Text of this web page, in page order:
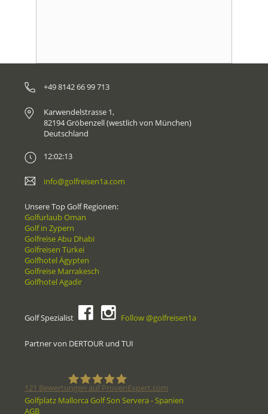
+49 8142 66 99 713
Karwendelstrasse 1,
82194 Gröbenzell (westlich von München)
Deutschland
12:02:13
info@golfreisen1a.com
Unsere Top Golf Regionen:
Golfurlaub Oman
Golf in Zypern
Golfreise Abu Dhabi
Golfreisen Türkei
Golfhotel Ägypten
Golfreise Marrakesch
Golfhotel Agadir
Golf Spezialist Follow @golfreisen1a
Partner von DERTOUR und TUI
121 Bewertungen auf ProvenExpert.com
Golfplatz Mallorca Golf Son Servera - Spanien
AGB